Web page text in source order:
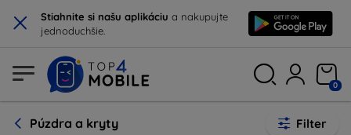
× Stiahnite si našu aplikáciu a nakupujte
jednoduchšie.
0
Púzdra a kryty Filter